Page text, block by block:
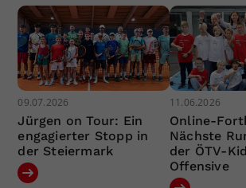
09.07.2026
Jürgen on Tour: Ein
engagierter Stopp in
der Steiermark
11.06.2026
Online-
Nächste
der ÖTV-
Offensive